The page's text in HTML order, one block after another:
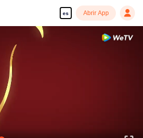
es Abrir App